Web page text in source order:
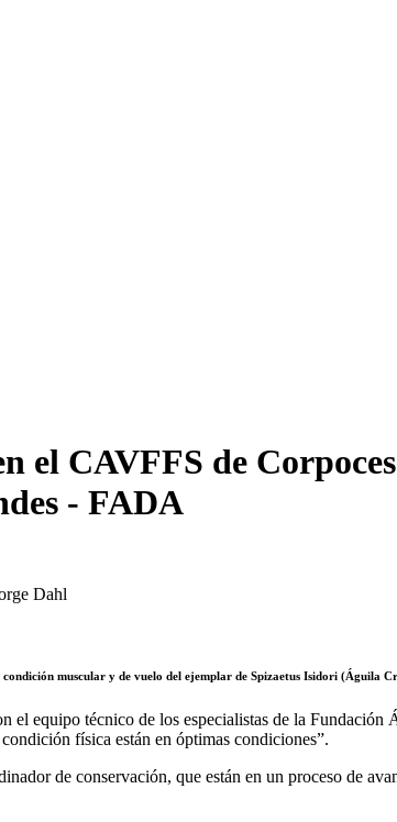
el CAVFFS de
- FADA
muscular y de vuelo del ejemplar de Spizaetus Isidori (Águila
equipo técnico de los especialistas de la Fundación
física están en óptimas condiciones”.
de conservación, que están en un proceso de